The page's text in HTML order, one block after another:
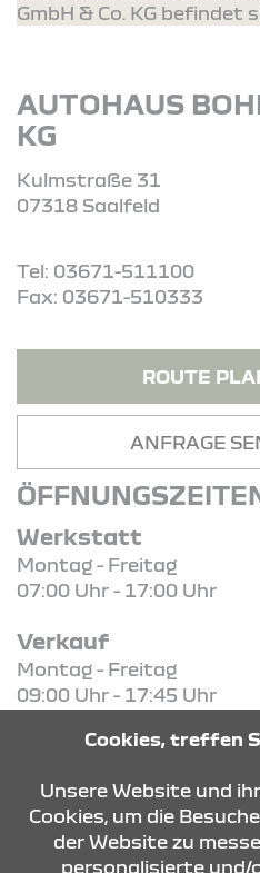
GmbH & Co. KG befindet
AUTOHAUS
KG
Kulmstraße 31
07318 Saalfeld
Tel: 03671-511100
Fax: 03671-510333
ROUTE
ANFRAGE
Werkstatt
Montag - Freitag
07:00 Uhr - 17:00 Uhr
Verkauf
Montag - Freitag
09:00 Uhr - 17:45 Uhr
ÖFFNUNGSZEITEN
Cookies, treffen
Unsere Website und
Cookies, um die
der Website zu
personalisierte und/